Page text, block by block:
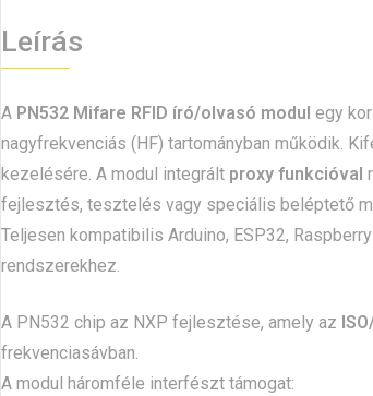
Leírás
A PN532 Mifare RFID író/olvasó modul egy
nagyfrekvenciás (HF) tartományban működik.
kezelésére. A modul integrált proxy funkcióval
fejlesztés, tesztelés vagy speciális beléptető
Teljesen kompatibilis Arduino, ESP32,
rendszerekhez.
A PN532 chip az NXP fejlesztése, amely az
frekvenciasávban.
A modul háromféle interfészt támogat: